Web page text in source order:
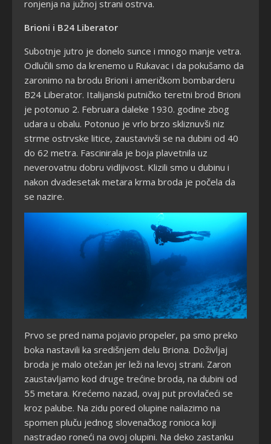
ronjenja na južnoj strani ostrva.
Brioni i B24 Liberator
Subotnje jutro je donelo sunce i mnogo manje vetra.
Odlučili smo da krenemo u Rukavac i da pokušamo da
zaronimo na brodu Brioni i američkom bombarderu
B24 Liberator. Italijanski putničko teretni brod Brioni
je potonuo 2. Februara daleke 1930. godine zbog
udara u obalu. Potonuo je vrlo brzo skliznuvši niz
strme ostrvske litice, zaustavivši se na dubini od 40
do 62 metra. Fascinirala je boja plavetnila uz
neverovatnu dobru vidljivost. Klizili smo u dubinu i
nakon dvadesetak metara krma broda je počela da
se nazire.
Prvo se pred nama pojavio propeler, pa smo preko
boka nastavili ka središnjem delu Briona. Doživljaj
broda je malo otežan jer leži na levoj strani. Zaron
zaustavljamo kod druge trećine broda, na dubini od
55 metara. Krećemo nazad, ovaj put provlačeći se
kroz palube. Na zidu pored olupine nailazimo na
spomen pluču jednog slovenačkog ronioca koji
nastradao roneći na ovoj olupini. Na deko zastanku